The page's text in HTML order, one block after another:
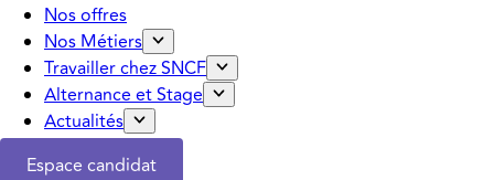
Nos offres
Nos Métiers
Travailler chez SNCF
Alternance et Stage
Actualités
Espace candidat